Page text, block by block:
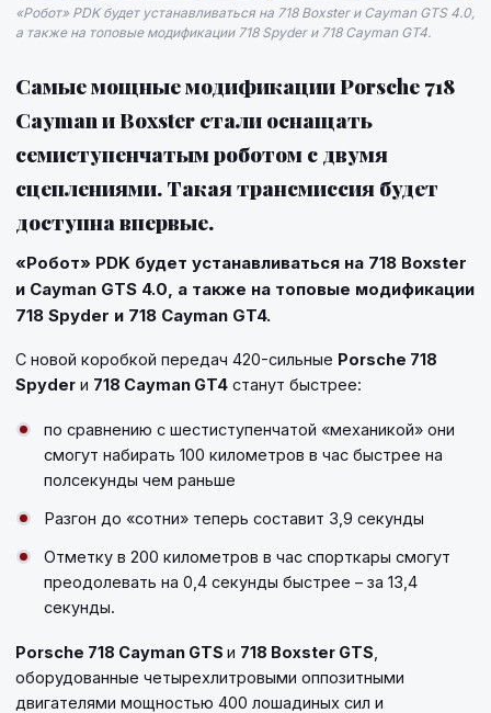
«Робот» PDK будет устанавливаться на 718 Boxster и Cayman GTS 4.0,
а также на топовые модификации 718 Spyder и 718 Cayman GT4.
Самые мощные модификации Porsche 718
Cayman и Boxster стали оснащать
семиступенчатым роботом с двумя
сцеплениями. Такая трансмиссия будет
доступна впервые.
«Робот» PDK будет устанавливаться на 718 Boxster
и Cayman GTS 4.0 , а также на топовые модификации
718 Spyder и 718 Cayman GT4.
С новой коробкой передач 420-сильные Porsche 718
Spyder и 718 Cayman GT4 станут быстрее:
по сравнению с шестиступенчатой «механикой» они
смогут набирать 100 километров в час быстрее на
полсекунды чем раньше
Разгон до «сотни» теперь составит 3,9 секунды
Отметку в 200 километров в час спорткары смогут
преодолевать на 0,4 секунды быстрее – за 13,4
секунды.
Porsche 718 Cayman GTS и 718 Boxster GTS
оборудованные четырехлитровыми оппозитными
двигателями мощностью 400 лошадиных сил и